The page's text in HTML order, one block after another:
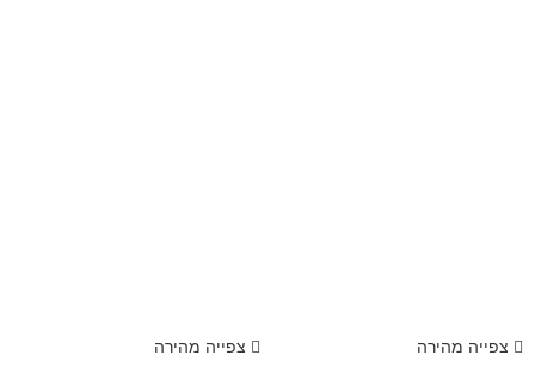
צפייה מהירה צפייה מהירה